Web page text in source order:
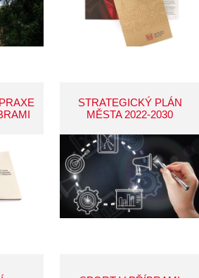
STRATEGICKÝ PLÁN
MĚSTA 2022-2030